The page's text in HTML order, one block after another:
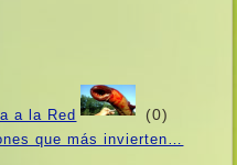
a la Red (0)
que más invierten…